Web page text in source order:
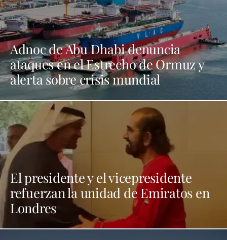
Adnoc de Abu Dhabi denuncia
ataques en el Estrecho de Ormuz y
alerta sobre crisis mundial
El presidente y el vicepresidente
refuerzan la unidad de Emiratos en
Londres